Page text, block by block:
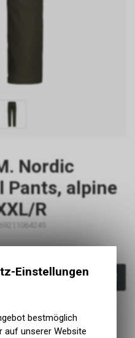
Nordic
Pants, alpine
R
Warenkorb
Einstellungen
bestmöglich
auf unserer Website